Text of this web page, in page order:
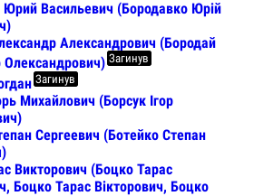
Юрий Васильевич (Бородавко Юрій
Александрович (Бородай
Загинув
Загинув
Михайлович (Борсук Ігор
Сергеевич (Ботейко Степан
Викторович (Боцко Тарас
Боцко Тарас Вікторович, Боцко